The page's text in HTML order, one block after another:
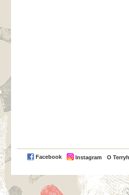
Facebook Instagram O